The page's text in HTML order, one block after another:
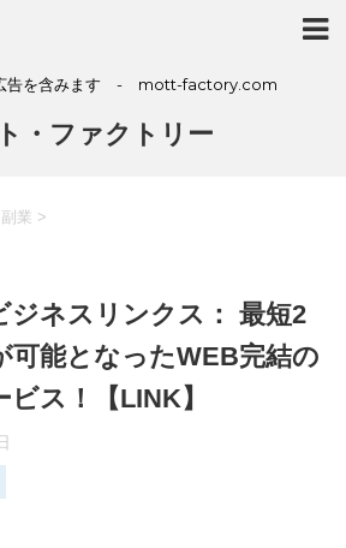
告を含みます - mott-factory.com
・ファクトリー
業 >
ジネスリンクス： 最短2
可能となったWEB完結の
ス！【LINK】